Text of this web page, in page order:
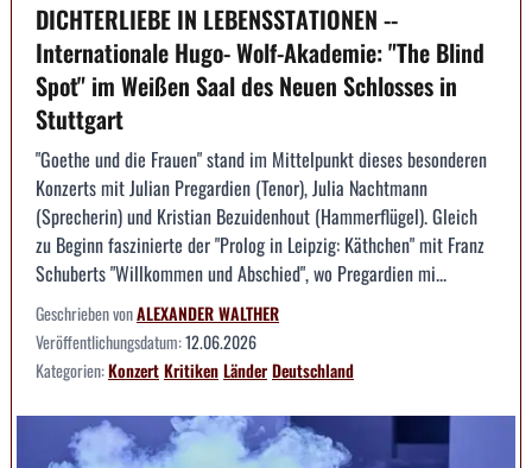
DICHTERLIEBE IN LEBENSSTATIONEN --
Internationale Hugo- Wolf-Akademie: "The Blind
Spot" im Weißen Saal des Neuen Schlosses in
Stuttgart
"Goethe und die Frauen" stand im Mittelpunkt dieses besonderen
Konzerts mit Julian Pregardien (Tenor), Julia Nachtmann
(Sprecherin) und Kristian Bezuidenhout (Hammerflügel). Gleich
zu Beginn faszinierte der "Prolog in Leipzig: Käthchen" mit Franz
Schuberts "Willkommen und Abschied", wo Pregardien mi...
Geschrieben vonALEXANDER WALTHER
Veröffentlichungsdatum:12.06.2026
Kategorien:KonzertKritikenLänderDeutschland